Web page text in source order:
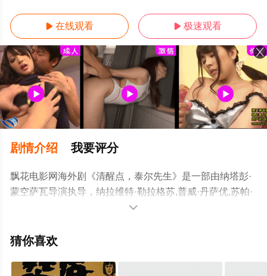
 在线观看  极速观看
剧情介绍 我要评分
飘花电影网海外剧《清醒点，泰尔先生》是一部由纳塔彭·
蒙空萨瓦导演执导，纳拉维特·勒拉格苏,普威·丹萨优,苏帕·
桑沃拉翁,彭萨帕克·安多姆珀驰,塔纳朋·苏库潘塔纳
精彩演绎的泰国电视剧，大结局剧情已揭晓（全10集），
院，更多相关信息可移步至豆瓣电视剧、电视猫或剧情网

猜你喜欢